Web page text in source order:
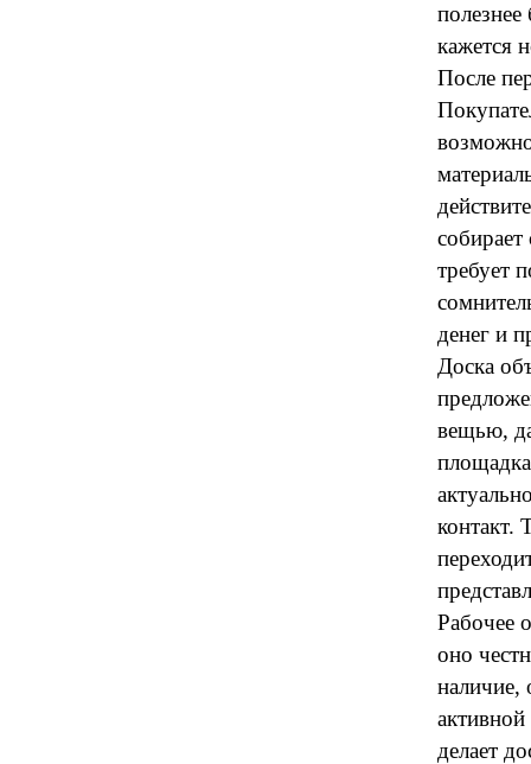
полезнее
кажется
После
собирает
требует
денег и
Доска
вещью,
контакт.
Рабочее
оно
наличие,
активной
делает